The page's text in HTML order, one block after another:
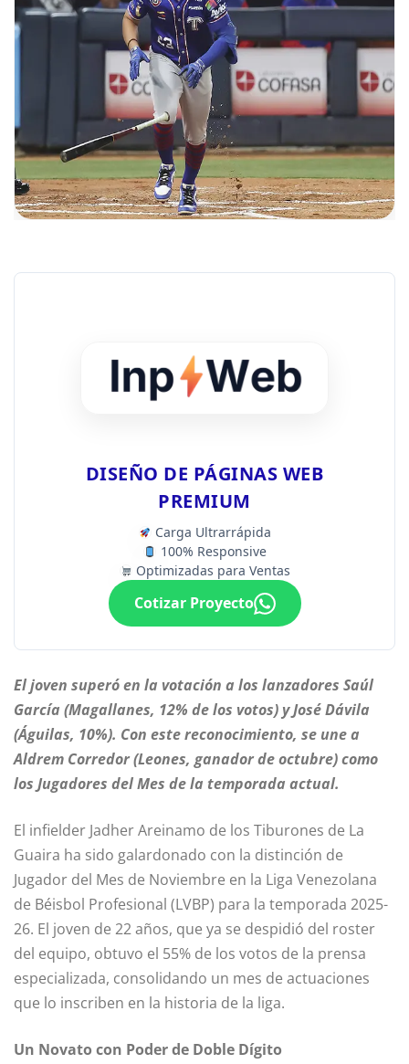
DISEÑO DE PÁGINAS WEB
PREMIUM
Carga Ultrarrápida
100% Responsive
Optimizadas para Ventas
Cotizar Proyecto
El joven superó en la votación a los lanzadores Saúl
García (Magallanes, 12% de los votos) y José Dávila
(Águilas, 10%). Con este reconocimiento, se une a
Aldrem Corredor (Leones, ganador de octubre) como
los Jugadores del Mes de la temporada actual.
El infielder Jadher Areinamo de los Tiburones de La
Guaira ha sido galardonado con la distinción de
Jugador del Mes de Noviembre en la Liga Venezolana
de Béisbol Profesional (LVBP) para la temporada 2025-
26. El joven de 22 años, que ya se despidió del roster
del equipo, obtuvo el 55% de los votos de la prensa
especializada, consolidando un mes de actuaciones
que lo inscriben en la historia de la liga.
Un Novato con Poder de Doble Dígito